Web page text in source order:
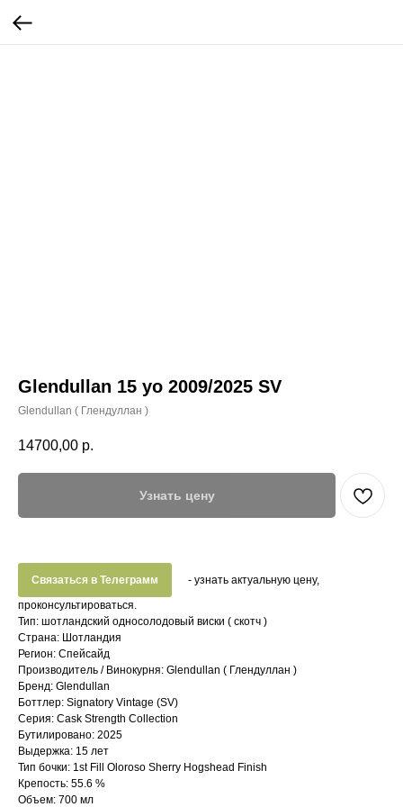
Glendullan 15 yo 2009/2025 SV
Glendullan ( Глендуллан )
14700,00 р.
Узнать цену
Связаться в Телеграмм
- узнать актуальную цену,
проконсультироваться.
Тип: шотландский односолодовый виски ( скотч )
Страна: Шотландия
Регион: Спейсайд
Производитель / Винокурня: Glendullan ( Глендуллан )
Бренд: Glendullan
Боттлер: Signatory Vintage (SV)
Серия: Cask Strength Collection
Бутилировано: 2025
Выдержка: 15 лет
Тип бочки: 1st Fill Oloroso Sherry Hogshead Finish
Крепость: 55.6 %
Объем: 700 мл